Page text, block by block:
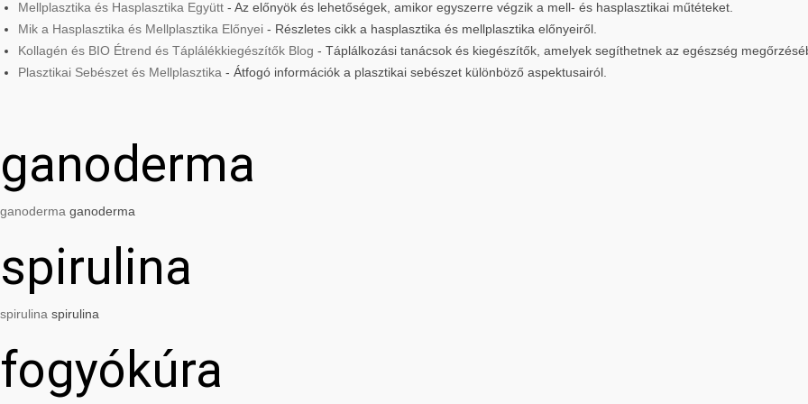
Mellplasztika és Hasplasztika Együtt - Az előnyök és lehetőségek, amikor egyszerre végzik a mell- és hasplasztikai műtéteket.
Mik a Hasplasztika és Mellplasztika Előnyei - Részletes cikk a hasplasztika és mellplasztika előnyeiről.
Kollagén és BIO Étrend és Táplálékkiegészítők Blog - Táplálkozási tanácsok és kiegészítők, amelyek segíthetnek az egészség
Plasztikai Sebészet és Mellplasztika - Átfogó információk a plasztikai sebészet különböző aspektusairól.
ganoderma
ganoderma ganoderma
spirulina
spirulina spirulina
fogyókúra